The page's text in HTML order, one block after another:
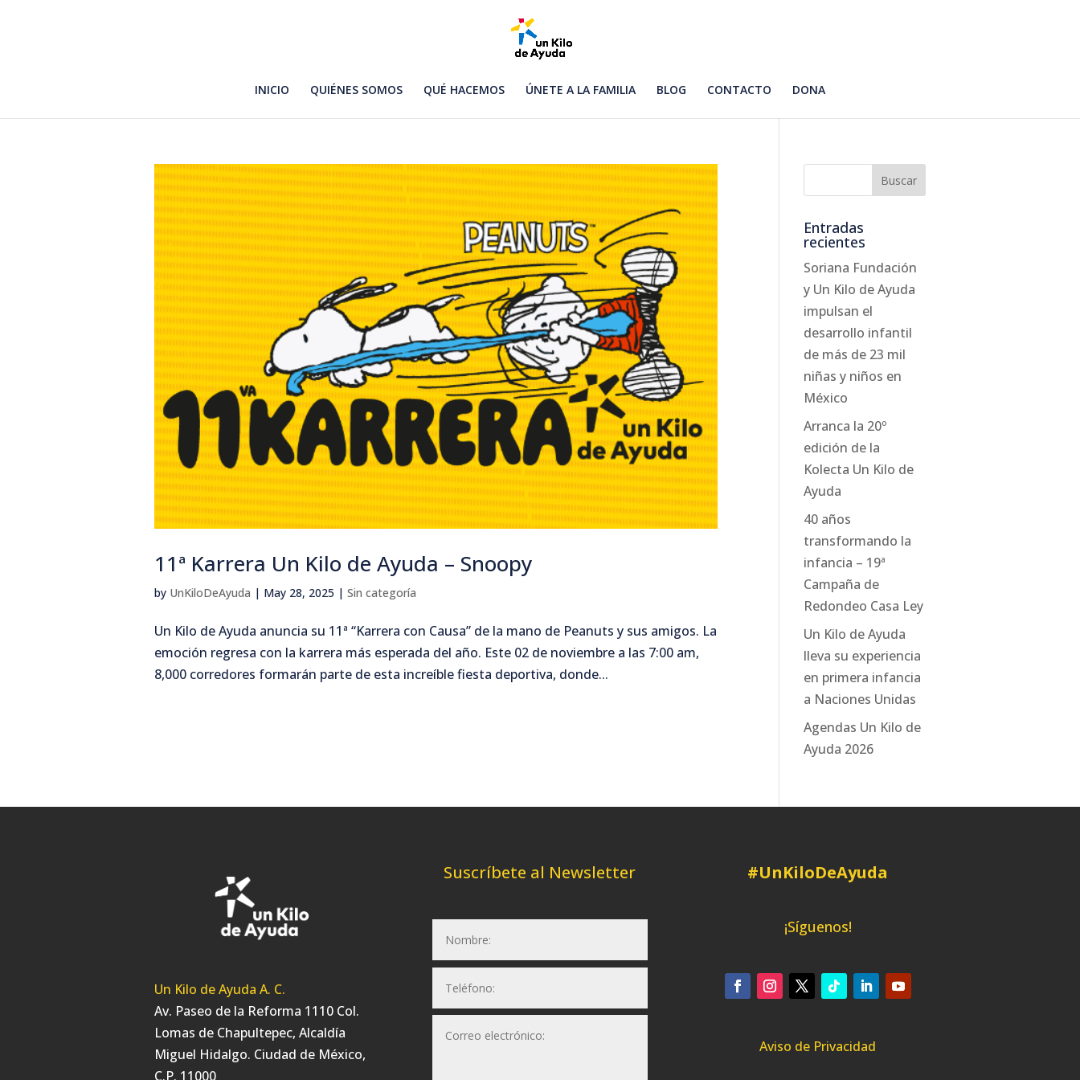
INICIO QUIÉNES SOMOS QUÉ HACEMOS ÚNETE A LA FAMILIA BLOG CONTACTO DONA
11ª Karrera Un Kilo de Ayuda – Snoopy
by UnKiloDeAyuda | May 28, 2025 | Sin categoría
Un Kilo de Ayuda anuncia su 11ª “Karrera con Causa” de la mano de Peanuts y sus amigos. La
emoción regresa con la karrera más esperada del año. Este 02 de noviembre a las 7:00 am,
8,000 corredores formarán parte de esta increíble fiesta deportiva, donde...
Entradas
recientes
Soriana Fundación
y Un Kilo de Ayuda
impulsan el
desarrollo infantil
de más de 23 mil
niñas y niños en
México
Arranca la 20º
edición de la
Kolecta Un Kilo de
Ayuda
40 años
transformando la
infancia – 19ª
Campaña de
Redondeo Casa Ley
Un Kilo de Ayuda
lleva su experiencia
en primera infancia
a Naciones Unidas
Agendas Un Kilo de
Ayuda 2026
Un Kilo de Ayuda A. C.
Av. Paseo de la Reforma 1110 Col.
Lomas de Chapultepec, Alcaldía
Miguel Hidalgo. Ciudad de México,
C.P. 11000
Suscríbete al Newsletter #UnKiloDeAyuda
¡Síguenos!
Aviso de Privacidad